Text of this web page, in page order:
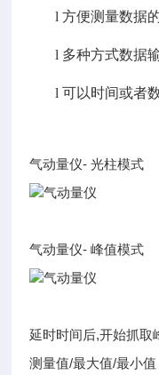
l 方便测量数据
l 多种方式数据
l 可以时间或者
气动量仪- 光柱模式
气动量仪- 峰值模式
延时时间后,开始抓取
测量值/最大值/最小